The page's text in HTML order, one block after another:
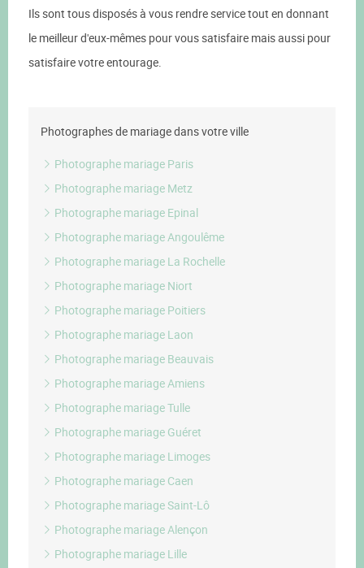
Ils sont tous disposés à vous rendre service tout en donnant
le meilleur d'eux-mêmes pour vous satisfaire mais aussi pour
satisfaire votre entourage.
Photographes de mariage dans votre ville
Photographe mariage Paris
Photographe mariage Metz
Photographe mariage Epinal
Photographe mariage Angoulême
Photographe mariage La Rochelle
Photographe mariage Niort
Photographe mariage Poitiers
Photographe mariage Laon
Photographe mariage Beauvais
Photographe mariage Amiens
Photographe mariage Tulle
Photographe mariage Guéret
Photographe mariage Limoges
Photographe mariage Caen
Photographe mariage Saint-Lô
Photographe mariage Alençon
Photographe mariage Lille